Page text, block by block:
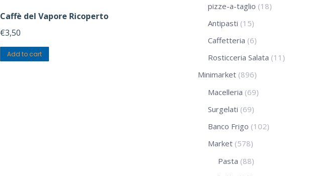
Caffè del Vapore Ricoperto
€3,50
Add to cart
pizze-a-taglio (18)
Antipasti (15)
Caffetteria (6)
Rosticceria Salata (11)
Minimarket (896)
Macelleria (69)
Surgelati (69)
Banco Frigo (102)
Market (578)
Pasta (88)